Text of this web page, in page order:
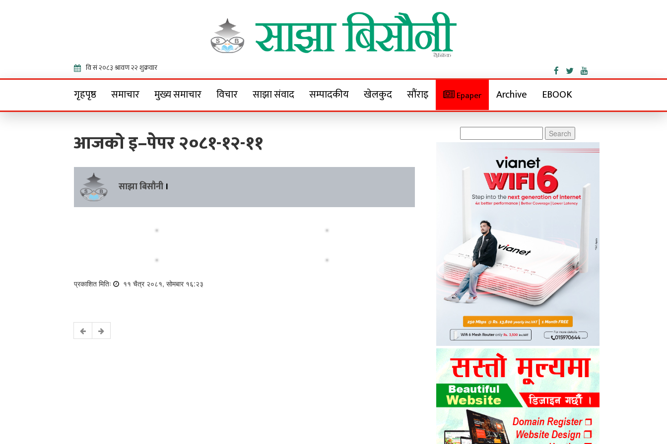
Sajha Bisaunee
गृहपृष्ठ समाचार मुख्य समाचार विचार साझा संवाद सम्पादकीय खेलकुद सौंराइ Epaper Archive EBOOK
आजको इ–पेपर २०८१-१२-११
साझा बिसौनी ।
प्रकाशित मितिः ११ चैत्र २०८१, सोमबार १६:२३
for: